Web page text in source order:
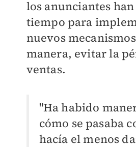
los anunciantes
tiempo para
nuevos
manera, evitar la
ventas.
"Ha habido
cómo se pasaba
hacía el menos